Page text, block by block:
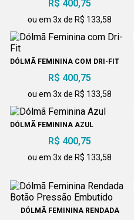
R$ 400,75
ou em 3x de R$ 133,58
DÓLMÃ FEMININA COM DRI-FIT
R$ 400,75
ou em 3x de R$ 133,58
DÓLMÃ FEMININA AZUL
R$ 400,75
ou em 3x de R$ 133,58
DÓLMÃ FEMININA RENDADA